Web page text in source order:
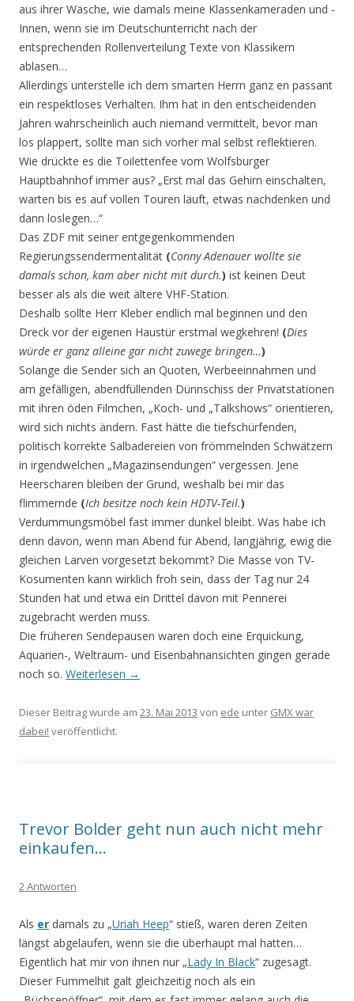
aus ihrer Wäsche, wie damals meine Klassenkameraden und -
Innen, wenn sie im Deutschunterricht nach der
entsprechenden Rollenverteilung Texte von Klassikern
ablasen…
Allerdings unterstelle ich dem smarten Herrn ganz en passant
ein respektloses Verhalten. Ihm hat in den entscheidenden
Jahren wahrscheinlich auch niemand vermittelt, bevor man
los plappert, sollte man sich vorher mal selbst reflektieren.
Wie drückte es die Toilettenfee vom Wolfsburger
Hauptbahnhof immer aus? „Erst mal das Gehirn einschalten,
warten bis es auf vollen Touren läuft, etwas nachdenken und
dann loslegen…“
Das ZDF mit seiner entgegenkommenden
Regierungssendermentalität (Conny Adenauer wollte sie
damals schon, kam aber nicht mit durch.) ist keinen Deut
besser als als die weit ältere VHF-Station.
Deshalb sollte Herr Kleber endlich mal beginnen und den
Dreck vor der eigenen Haustür erstmal wegkehren! (Dies
würde er ganz alleine gar nicht zuwege bringen…)
Solange die Sender sich an Quoten, Werbeeinnahmen und
am gefälligen, abendfüllenden Dünnschiss der Privatstationen
mit ihren öden Filmchen, „Koch- und „Talkshows“ orientieren,
wird sich nichts ändern. Fast hätte die tiefschürfenden,
politisch korrekte Salbadereien von frömmelnden Schwätzern
in irgendwelchen „Magazinsendungen“ vergessen. Jene
Heerscharen bleiben der Grund, weshalb bei mir das
flimmernde (Ich besitze noch kein HDTV-Teil.)
Verdummungsmöbel fast immer dunkel bleibt. Was habe ich
denn davon, wenn man Abend für Abend, langjährig, ewig die
gleichen Larven vorgesetzt bekommt? Die Masse von TV-
Kosumenten kann wirklich froh sein, dass der Tag nur 24
Stunden hat und etwa ein Drittel davon mit Pennerei
zugebracht werden muss.
Die früheren Sendepausen waren doch eine Erquickung,
Aquarien-, Weltraum- und Eisenbahnansichten gingen gerade
noch so. Weiterlesen →
Dieser Beitrag wurde am 23. Mai 2013 von ede unter GMX war
dabei! veröffentlicht.
Trevor Bolder geht nun auch nicht mehr
einkaufen…
2 Antworten
Als er damals zu „Uriah Heep“ stieß, waren deren Zeiten
längst abgelaufen, wenn sie die überhaupt mal hatten…
Eigentlich hat mir von ihnen nur „Lady In Black“ zugesagt.
Dieser Fummelhit galt gleichzeitig noch als ein